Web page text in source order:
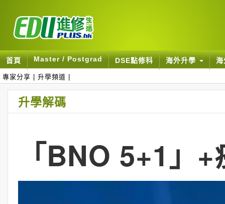
首頁 Master / Postgrad DSE點修科 海外升學
專家分享 升學頻道
升學解碼
「BNO 5+1」